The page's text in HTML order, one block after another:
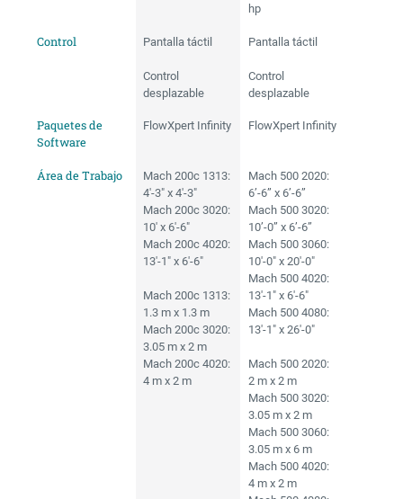
hp
Control Pantalla táctil
Control
desplazable
Pantalla táctil
Control
desplazable
Paquetes de
Software
FlowXpert Infinity FlowXpert Infinity
Área de Trabajo
Mach 200c 1313:
4'-3" x 4'-3"
Mach 200c 3020:
10' x 6'-6"
Mach 200c 4020:
13'-1" x 6'-6"
Mach 200c 1313:
1.3 m x 1.3 m
Mach 200c 3020:
3.05 m x 2 m
Mach 200c 4020:
4 m x 2 m
Mach 500 2020:
6’-6” x 6’-6”
Mach 500 3020:
10’-0” x 6’-6”
Mach 500 3060:
10'-0" x 20'-0"
Mach 500 4020:
13'-1" x 6'-6"
Mach 500 4080:
13'-1" x 26'-0"
Mach 500 2020:
2 m x 2 m
Mach 500 3020:
3.05 m x 2 m
Mach 500 3060:
3.05 m x 6 m
Mach 500 4020:
4 m x 2 m